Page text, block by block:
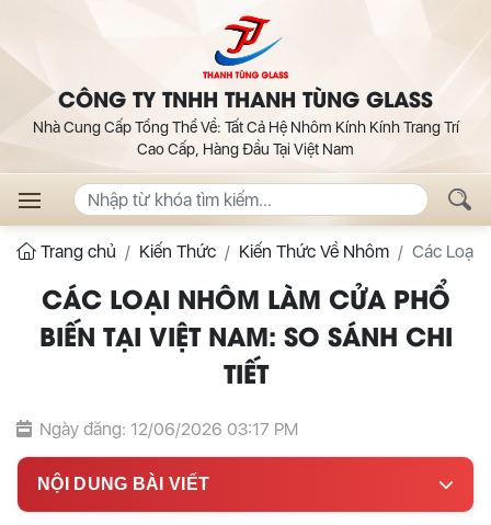
CÔNG TY TNHH THANH TÙNG GLASS
Nhà Cung Cấp Tổng Thể Về: Tất Cả Hệ Nhôm Kính Kính Trang Trí
Cao Cấp, Hàng Đầu Tại Việt Nam
Trang chủ Kiến Thức Kiến Thức Về Nhôm Các Loại
CÁC LOẠI NHÔM LÀM CỬA PHỔ
BIẾN TẠI VIỆT NAM: SO SÁNH CHI
TIẾT
Ngày đăng: 12/06/2026 03:17 PM
NỘI DUNG BÀI VIẾT